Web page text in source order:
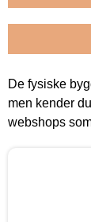
De fysiske
men kender
webshops